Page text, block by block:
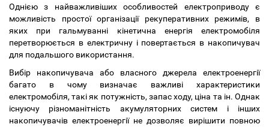
Однією з найважливіших особливостей електроприводу є
можливість простої організації рекуперативних режимів, в
яких при гальмуванні кінетична енергія електромобіля
перетворюється в електричну і повертається в накопичувач
для подальшого використання.
Вибір накопичувача або власного джерела електроенергії
багато в чому визначає важливі характеристики
електромобіля, такі як потужність, запас ходу, ціна та ін. Однак
існуючу різноманітність акумуляторних систем і інших
накопичувачів електроенергії не дозволяє вирішити повною